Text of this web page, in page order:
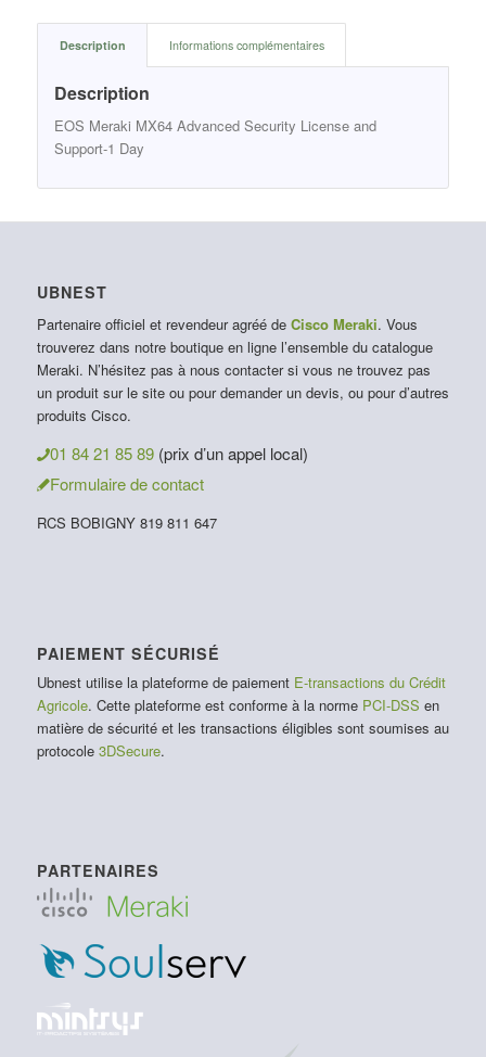
Description Informations complémentaires
Description
EOS Meraki MX64 Advanced Security License and
Support-1 Day
UBNEST
Partenaire officiel et revendeur agréé de Cisco Meraki. Vous
trouverez dans notre boutique en ligne l’ensemble du catalogue
Meraki. N’hésitez pas à nous contacter si vous ne trouvez pas
un produit sur le site ou pour demander un devis, ou pour d’autres
produits Cisco.
01 84 21 85 89 (prix d’un appel local)
Formulaire de contact
RCS BOBIGNY 819 811 647
PAIEMENT SÉCURISÉ
Ubnest utilise la plateforme de paiement E-transactions du Crédit
Agricole. Cette plateforme est conforme à la norme PCI-DSS en
matière de sécurité et les transactions éligibles sont soumises au
protocole 3DSecure.
PARTENAIRES